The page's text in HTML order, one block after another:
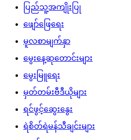
ပြည်သူ့အကျိုးပြု
ဖျော်ဖြေရေး
မူလစာမျက်နှာ
မွေးနေ့ဆုတောင်းများ
မွေးမြူရေး
မှတ်တမ်းဗီဒီယိုများ
ရင်ဖွင့်ဆွေးနွေး
ရဲစိတ်ရဲမန်သီချင်းများ